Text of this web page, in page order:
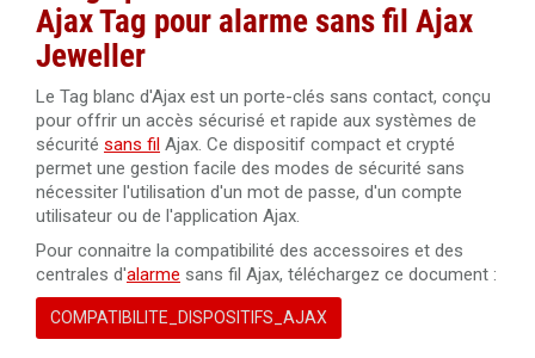
Ajax Tag pour alarme sans fil Ajax
Jeweller
Le Tag blanc d'Ajax est un porte-clés sans contact, conçu
pour offrir un accès sécurisé et rapide aux systèmes de
sécurité sans fil Ajax. Ce dispositif compact et crypté
permet une gestion facile des modes de sécurité sans
nécessiter l'utilisation d'un mot de passe, d'un compte
utilisateur ou de l'application Ajax.
Pour connaitre la compatibilité des accessoires et des
centrales d'alarme sans fil Ajax, téléchargez ce document :
COMPATIBILITE_DISPOSITIFS_AJAX